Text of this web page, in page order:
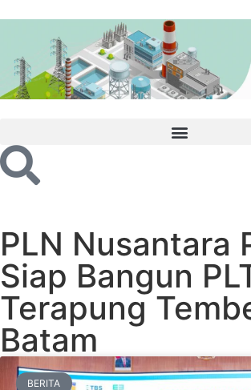
PLN Nusantara
Siap Bangun
Terapung
Batam
BERITA